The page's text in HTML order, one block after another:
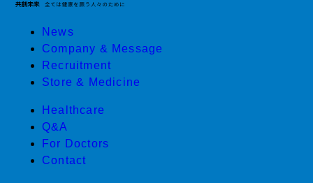
News
Company & Message
Recruitment
Store & Medicine
Healthcare
Q&A
For Doctors
Contact